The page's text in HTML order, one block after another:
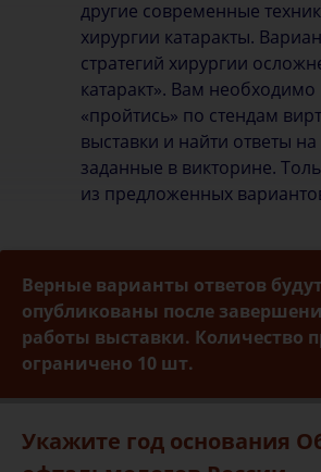
другие современные
хирургии катаракты.
стратегий хирургии
катаракт». Вам необходимо
«пройтись» по стендам
выставки и найти ответы
заданные в викторине.
из предложенных
Верные варианты ответов будут
опубликованы после
работы выставки. Количество
ограничено 10 шт.
Укажите год основания